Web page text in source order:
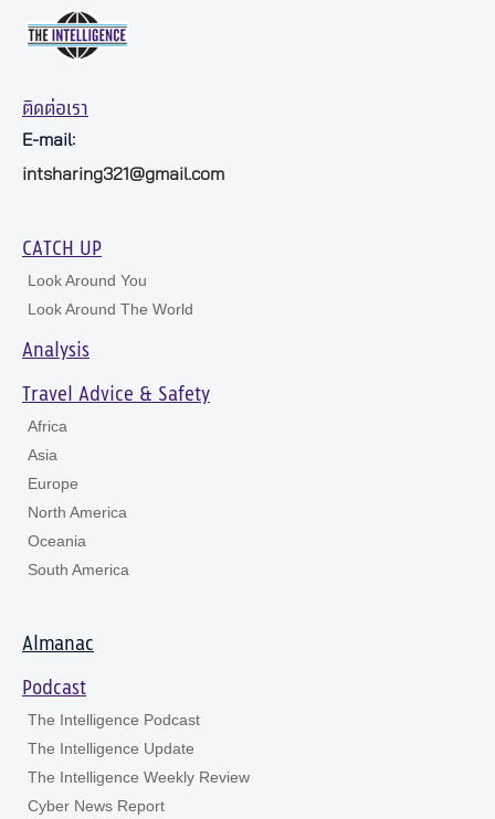
ติดต่อเรา
E-mail:
intsharing321@gmail.com
CATCH UP
Look Around You
Look Around The World
Analysis
Travel Advice & Safety
Africa
Asia
Europe
North America
Oceania
South America
Almanac
Podcast
The Intelligence Podcast
The Intelligence Update
The Intelligence Weekly Review
Cyber News Report